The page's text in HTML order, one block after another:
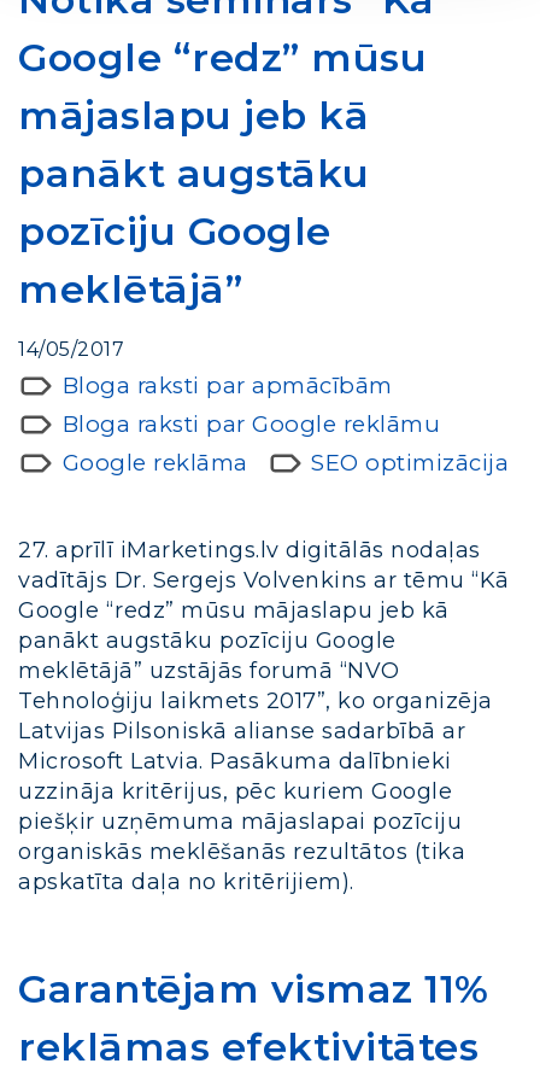
Google “redz” mūsu
mājaslapu jeb kā
panākt augstāku
pozīciju Google
meklētājā”
14/05/2017
Bloga raksti par apmācībām
Bloga raksti par Google reklāmu
Google reklāma
SEO optimizācija
27. aprīlī iMarketings.lv digitālās nodaļas
vadītājs Dr. Sergejs Volvenkins ar tēmu “Kā
Google “redz” mūsu mājaslapu jeb kā
panākt augstāku pozīciju Google
meklētājā” uzstājās forumā “NVO
Tehnoloģiju laikmets 2017”, ko organizēja
Latvijas Pilsoniskā alianse sadarbībā ar
Microsoft Latvia. Pasākuma dalībnieki
uzzināja kritērijus, pēc kuriem Google
piešķir uzņēmuma mājaslapai pozīciju
organiskās meklēšanās rezultātos (tika
apskatīta daļa no kritērijiem).
Garantējam vismaz 11%
reklāmas efektivitātes